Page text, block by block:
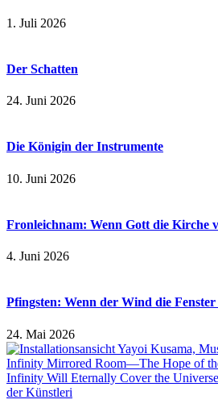
1. Juli 2026
Der Schatten
24. Juni 2026
Die Königin der Instrumente
10. Juni 2026
Fronleichnam: Wenn Gott die Kirche
4. Juni 2026
Pfingsten: Wenn der Wind die
24. Mai 2026